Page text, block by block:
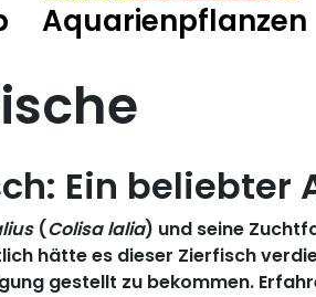
Aquarienpflanzen
Ein beliebter
(Colisa lalia) und seine
hätte es dieser Zierfisch
gestellt zu bekommen.